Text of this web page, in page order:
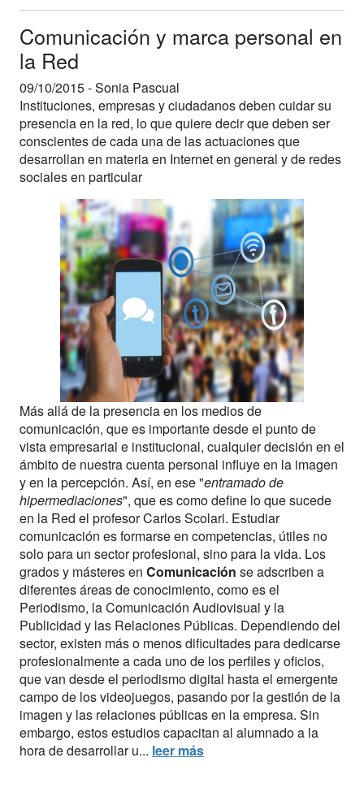
Comunicación y marca personal en
la Red
09/10/2015 -Sonia Pascual
Instituciones, empresas y ciudadanos deben cuidar su
presencia en la red, lo que quiere decir que deben ser
conscientes de cada una de las actuaciones que
desarrollan en materia en Internet en general y de redes
sociales en particular
Más allá de la presencia en los medios de
comunicación, que es importante desde el punto de
vista empresarial e institucional, cualquier decisión en el
ámbito de nuestra cuenta personal influye en la imagen
y en la percepción. Así, en ese "entramado de
hipermediaciones", que es como define lo que sucede
en la Red el profesor Carlos Scolari. Estudiar
comunicación es formarse en competencias, útiles no
solo para un sector profesional, sino para la vida. Los
grados y másteres en Comunicación se adscriben a
diferentes áreas de conocimiento, como es el
Periodismo, la Comunicación Audiovisual y la
Publicidad y las Relaciones Públicas. Dependiendo del
sector, existen más o menos dificultades para dedicarse
profesionalmente a cada uno de los perfiles y oficios,
que van desde el periodismo digital hasta el emergente
campo de los videojuegos, pasando por la gestión de la
imagen y las relaciones públicas en la empresa. Sin
embargo, estos estudios capacitan al alumnado a la
hora de desarrollar u... leer más